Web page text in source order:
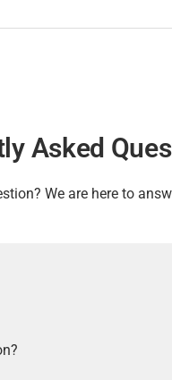
Asked
We are here to